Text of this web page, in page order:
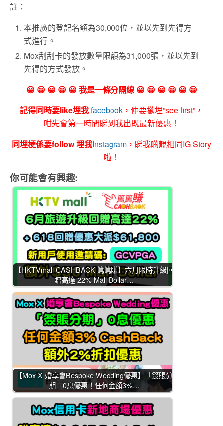
註：
本推廣的登記名額為30,000位，並以先到先得方
式進行。
Mox刮刮卡的發放數量限額為31,000張，並以先到
先得的方式發放。
😀 😀 😀 😀 😀 我是一條分隔線 😀 😀 😀 😀 😀 😀
記得同時要like埋我facebook ，仲要撳埋”see first”，
咁先會第一時間睇到我出既最新優惠！
同埋梗係要follow 埋我Instagram ，睇我啲靚相同IG Story
啦！
你可能會有興趣:
【HKTVmall CASHBACK 篤篤賺】六月限時升級回
贈高達 22% Mall Dollar…
【Mox X 婚享會Bespoke Wedding優惠】「簽賬分
期」0息優惠！任何金額3%…